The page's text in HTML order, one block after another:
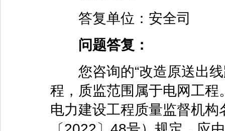
答复单位：安全司
问题答复：
您咨询的“改造原送出线
程，质监范围属于电网工
电力建设工程质量监督机